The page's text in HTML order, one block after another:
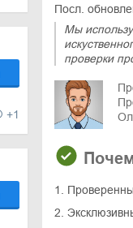
+1
Посл.
Мы
проверки
1.
2.